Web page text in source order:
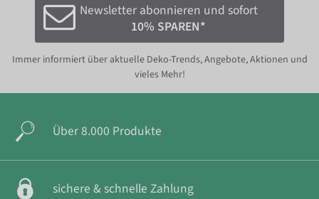
Newsletter abonnieren und sofort
10% SPAREN*
Immer informiert über aktuelle Deko-Trends, Angebote, Aktionen und
vieles Mehr!
Über 8.000 Produkte
sichere & schnelle Zahlung